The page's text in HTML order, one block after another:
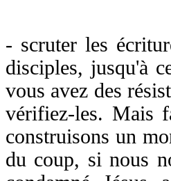
- scruter les
disciples, jusqu'à
vous avez des
vérifiez-les. Mais
construisons un
du coup, si nous